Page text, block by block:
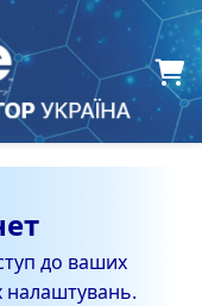
до ваших
налаштувань.